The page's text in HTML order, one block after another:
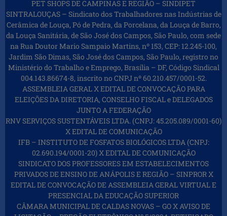
PET SHOPS DE CAMPINAS E REGIÃO – SINDIPET
SINTRALOUÇAS – Sindicato dos Trabalhadores nas Indústrias de
Cerâmica de Louça, Pó de Pedra, da Porcelana, da Louça de Barro,
da Louça Sanitária, de São José dos Campos, São Paulo, com sede
na Rua Doutor Mario Sampaio Martins, nº 153, CEP: 12.245-100,
Jardim São Dimas, São José dos Campos, São Paulo, registro no
Ministério do Trabalho e Emprego, Brasília – DF, Código Sindical
004.143.86674-8, inscrito no CNPJ nº 60.210.457/0001-52.
ASSEMBLEIA GERAL X EDITAL DE CONVOCAÇÃO PARA
ELEIÇÕES DA DIRETORIA, CONSELHO FISCAL e DELEGADOS
JUNTO A FEDERAÇÃO
RNV SERVIÇOS SUSTENTÁVEIS LTDA. (CNPJ: 45.205.089/0001-60)
X EDITAL DE COMUNICAÇÃO
IFB – INSTITUTO DE FOSFATOS BIOLÓGICOS LTDA (CNPJ:
02.690.194/0001-20) X EDITAL DE COMUNICAÇÃO
SINDICATO DOS PROFESSORES EM ESTABELECIMENTOS
PRIVADOS DE ENSINO DE ANÁPOLIS E REGIÃO – SINPROR X
EDITAL DE CONVOCAÇÃO DE ASSEMBLEIA GERAL VIRTUAL E
PRESENCIAL DA EDUCAÇÃO SUPERIOR
CÂMARA MUNICIPAL DE CALDAS NOVAS – GO X AVISO DE